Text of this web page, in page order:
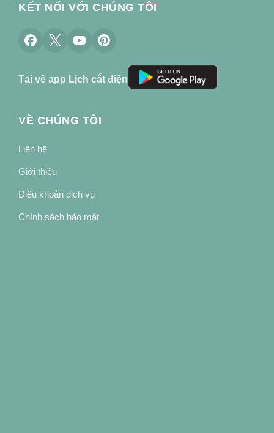
KẾT NỐI VỚI CHÚNG TÔI
Tải về app Lịch cắt điện
VỀ CHÚNG TÔI
Liên hệ
Giới thiệu
Điều khoản dịch vụ
Chính sách bảo mật